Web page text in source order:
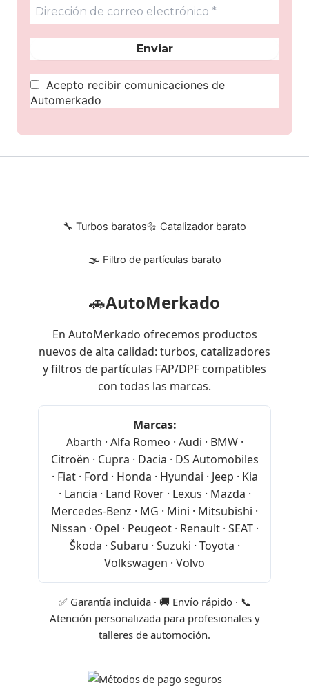
Acepto recibir comunicaciones de
Automerkado
🔧 Turbos baratos🔩 Catalizador barato
🌫 Filtro de partículas barato
🚗AutoMerkado
En AutoMerkado ofrecemos productos
nuevos de alta calidad: turbos, catalizadores
y filtros de partículas FAP/DPF compatibles
con todas las marcas.
Marcas:
Abarth · Alfa Romeo · Audi · BMW ·
Citroën · Cupra · Dacia · DS Automobiles
· Fiat · Ford · Honda · Hyundai · Jeep · Kia
· Lancia · Land Rover · Lexus · Mazda ·
Mercedes-Benz · MG · Mini · Mitsubishi ·
Nissan · Opel · Peugeot · Renault · SEAT ·
Škoda · Subaru · Suzuki · Toyota ·
Volkswagen · Volvo
✅ Garantía incluida · 🚚 Envío rápido · 📞
Atención personalizada para profesionales y
talleres de automoción.